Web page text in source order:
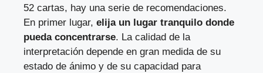
52 cartas, hay una serie de recomendaciones.
En primer lugar, elija un lugar tranquilo donde
pueda concentrarse. La calidad de la
interpretación depende en gran medida de su
estado de ánimo y de su capacidad para